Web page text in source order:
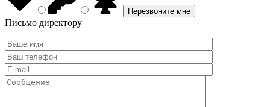
Письмо директору